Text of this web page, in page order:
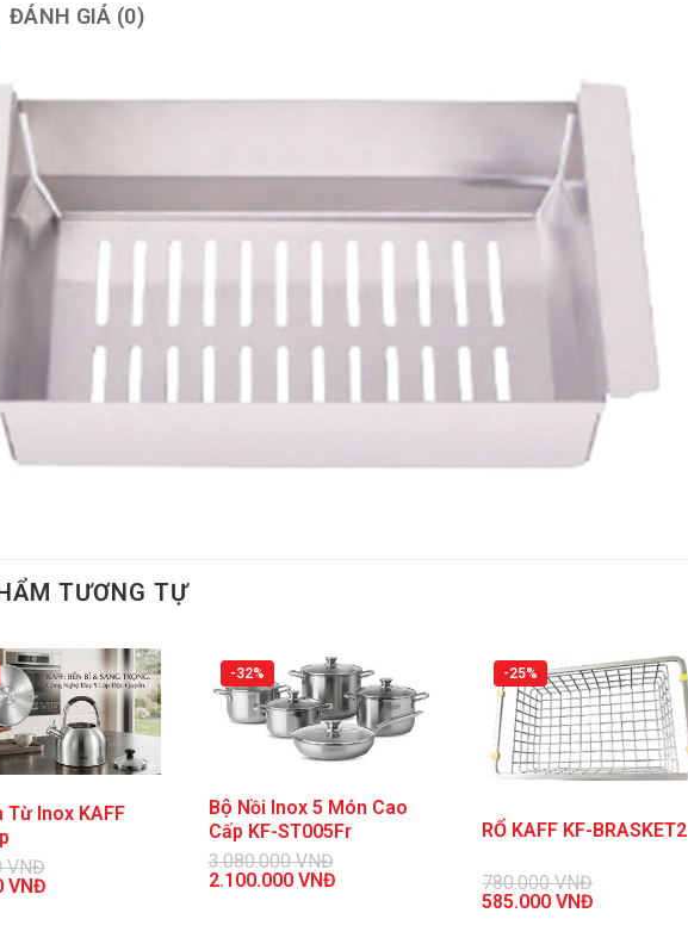
ĐÁNH GIÁ (0)
TƯƠNG TỰ
Từ Inox KAFF
VNĐ
VNĐ
-32%
Bộ Nồi Inox 5 Món Cao
Cấp KF-ST005Fr
3.080.000VNĐ
Giá
2.100.000 VNĐ
-25%
RỔ KAFF KF-BRASKET2
780.000VNĐ
Giá
585.000VNĐ